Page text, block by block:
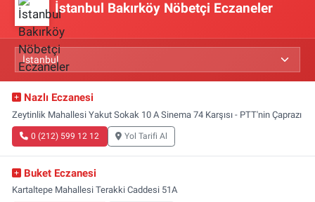
İstanbul Bakırköy Nöbetçi Eczaneler
Nazlı Eczanesi
Zeytinlik Mahallesi Yakut Sokak 10 A Sinema 74 Karşısı - PTT'nin Çaprazı
0 (212) 599 12 12 Yol Tarifi Al
Buket Eczanesi
Kartaltepe Mahallesi Terakki Caddesi 51A